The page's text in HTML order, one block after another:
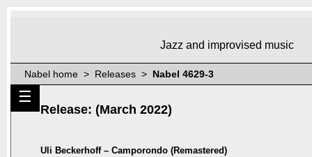
Jazz and improvised music
Nabel home > Releases > Nabel 4629-3
☰
Release: (March 2022)
Uli Beckerhoff – Camporondo (Remastered)